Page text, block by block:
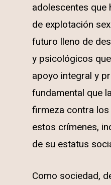
adolescentes que
de explotación
futuro lleno de
y psicológicos
apoyo integral y
fundamental que
firmeza contra
estos crímenes,
de su estatus
Como sociedad,